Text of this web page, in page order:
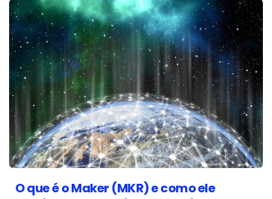
O que é o Maker (MKR) e como ele